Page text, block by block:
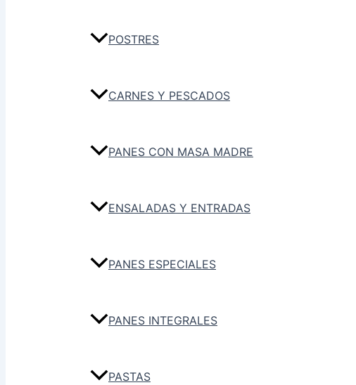
POSTRES
CARNES Y PESCADOS
PANES CON MASA MADRE
ENSALADAS Y ENTRADAS
PANES ESPECIALES
PANES INTEGRALES
PASTAS